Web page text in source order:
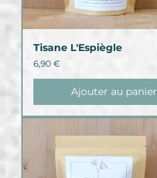
Tisane L'Espiègle
Prix
6,90 €
Ajouter au panier